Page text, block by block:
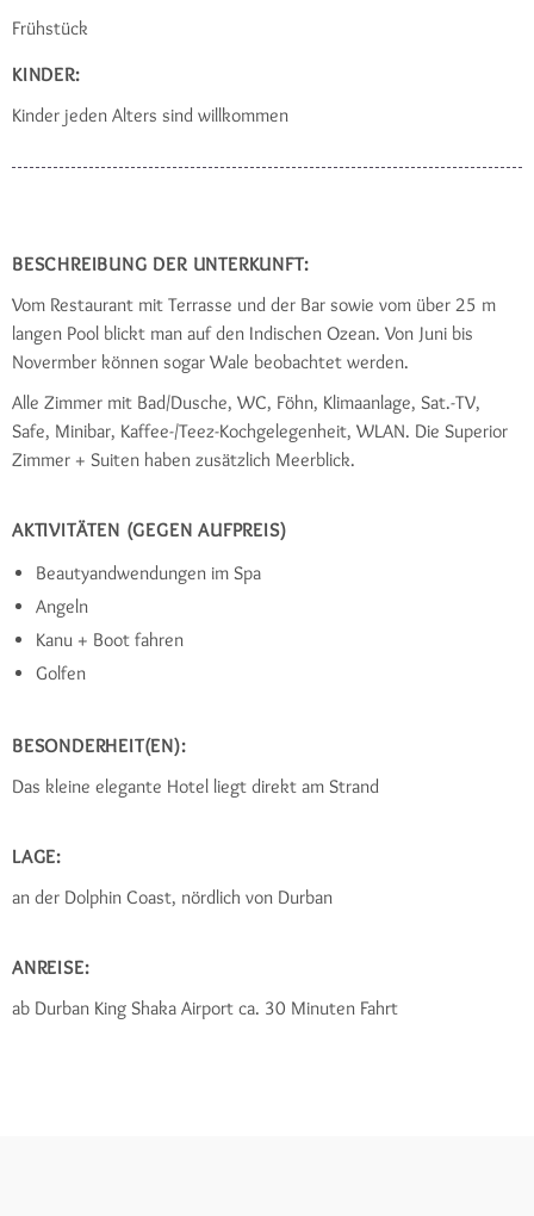
Frühstück
KINDER:
Kinder jeden Alters sind willkommen
BESCHREIBUNG DER UNTERKUNFT:
Vom Restaurant mit Terrasse und der Bar sowie vom über 25 m
langen Pool blickt man auf den Indischen Ozean. Von Juni bis
Novermber können sogar Wale beobachtet werden.
Alle Zimmer mit Bad/Dusche, WC, Föhn, Klimaanlage, Sat.-TV,
Safe, Minibar, Kaffee-/Teez-Kochgelegenheit, WLAN. Die Superior
Zimmer + Suiten haben zusätzlich Meerblick.
AKTIVITÄTEN (GEGEN AUFPREIS)
Beautyandwendungen im Spa
Angeln
Kanu + Boot fahren
Golfen
BESONDERHEIT(EN):
Das kleine elegante Hotel liegt direkt am Strand
LAGE:
an der Dolphin Coast, nördlich von Durban
ANREISE:
ab Durban King Shaka Airport ca. 30 Minuten Fahrt